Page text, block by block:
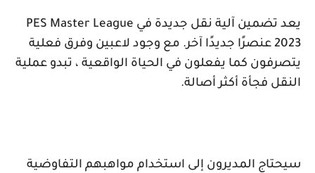
يعد تضمين آلية نقل جديدة في PES Master League
2023 عنصرًا جديدًا آخر. مع وجود لاعبين وفرق فعلية
يتصرفون كما يفعلون في الحياة الواقعية ، تبدو عملية
النقل فجأة أكثر أصالة.
سيحتاج المديرون إلى استخدام مواهبهم التفاوضية